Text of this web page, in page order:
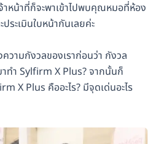
าหน้าที่ก็จะพาเข้าไปพบคุณหมอที่ห้อง
ะเมินใบหน้ากันเลยค่ะ
ามกังวลของเราก่อนว่า กังวล
ทำ Sylfirm X Plus? จากนั้นก็
X Plus คืออะไร? มีจุดเด่นอะไร